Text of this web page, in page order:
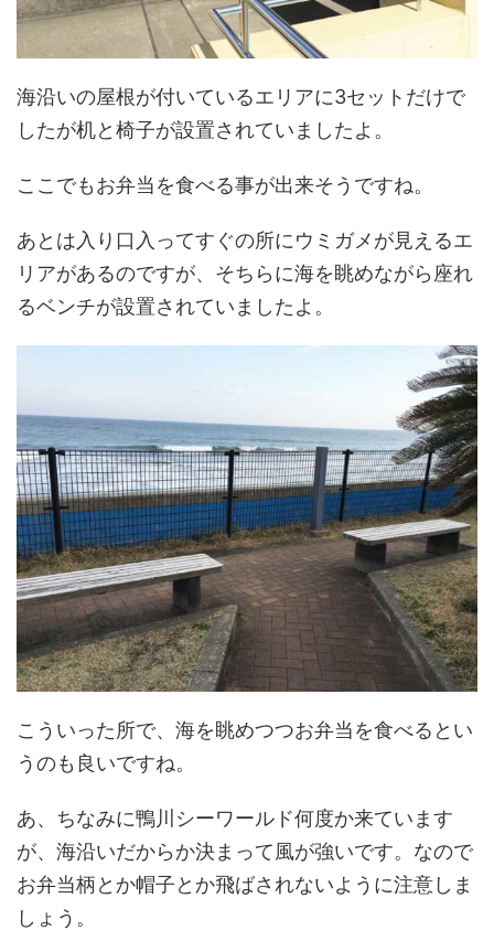
海沿いの屋根が付いているエリアに3セットだけで
したが机と椅子が設置されていましたよ。
ここでもお弁当を食べる事が出来そうですね。
あとは入り口入ってすぐの所にウミガメが見えるエ
リアがあるのですが、そちらに海を眺めながら座れ
るベンチが設置されていましたよ。
こういった所で、海を眺めつつお弁当を食べるとい
うのも良いですね。
あ、ちなみに鴨川シーワールド何度か来ています
が、海沿いだからか決まって風が強いです。なので
お弁当柄とか帽子とか飛ばされないように注意しま
しょう。